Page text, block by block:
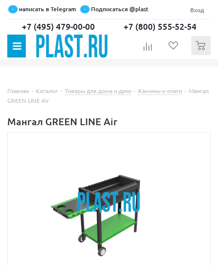
написать в Telegram Подписаться @plast Вход
+7 (495) 479-00-00 +7 (800) 555-52-54
Главная - Каталог - Товары для дома и дачи - Камины и очаги - Мангал
GREEN LINE Air
Мангал GREEN LINE Air